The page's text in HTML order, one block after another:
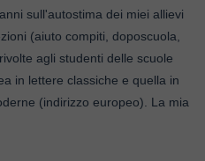
sull'autostima dei miei allievi
(aiuto compiti, doposcuola,
agli studenti delle scuole
in lettere classiche e quella in
(indirizzo europeo). La mia